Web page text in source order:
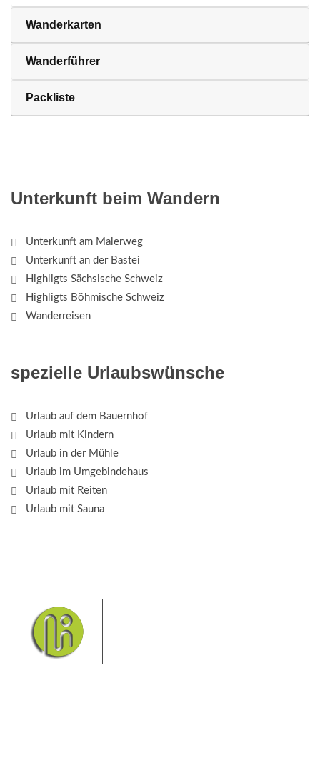
Wanderkarten
Wanderführer
Packliste
Unterkunft beim Wandern
Unterkunft am Malerweg
Unterkunft an der Bastei
Highligts Sächsische Schweiz
Highligts Böhmische Schweiz
Wanderreisen
spezielle Urlaubswünsche
Urlaub auf dem Bauernhof
Urlaub mit Kindern
Urlaub in der Mühle
Urlaub im Umgebindehaus
Urlaub mit Reiten
Urlaub mit Sauna